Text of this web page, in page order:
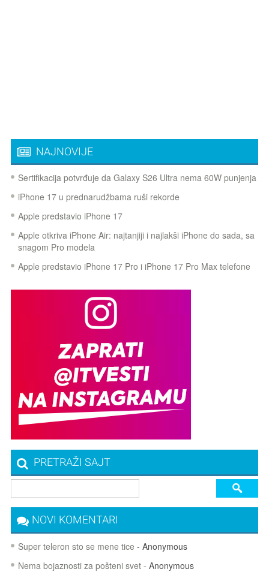
NAJNOVIJE
Sertifikacija potvrđuje da Galaxy S26 Ultra nema 60W punjenja
iPhone 17 u prednarudžbama ruši rekorde
Apple predstavio iPhone 17
Apple otkriva iPhone Air: najtanjiji i najlakši iPhone do sada, sa
snagom Pro modela
Apple predstavio iPhone 17 Pro i iPhone 17 Pro Max telefone
PRETRAŽI SAJT
NOVI KOMENTARI
Super teleron sto se mene tice - Anonymous
Nema bojaznosti za pošteni svet- Anonymous